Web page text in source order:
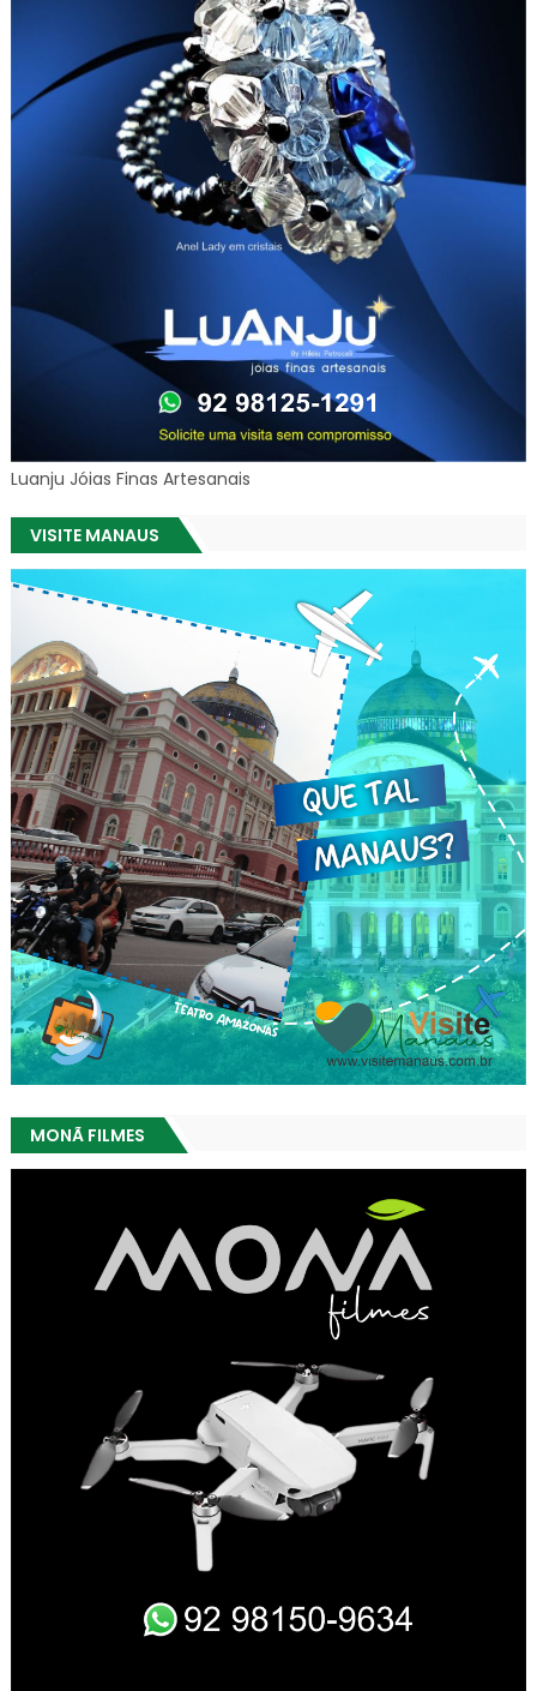
Luanju Jóias Finas Artesanais
VISITE MANAUS
MONÃ FILMES